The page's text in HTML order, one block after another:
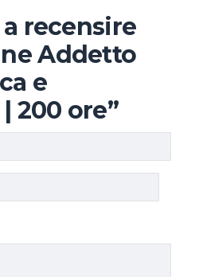
recensire
Addetto
e
200 ore”